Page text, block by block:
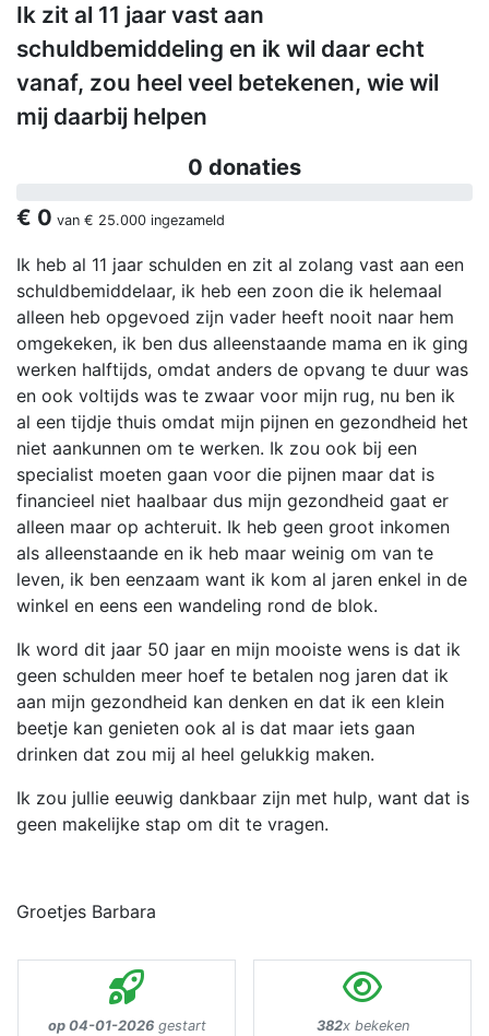
Ik zit al 11 jaar vast aan
schuldbemiddeling en ik wil daar echt
vanaf, zou heel veel betekenen, wie wil
mij daarbij helpen
0 donaties
€ 0 van € 25.000 ingezameld
Ik heb al 11 jaar schulden en zit al zolang vast aan een
schuldbemiddelaar, ik heb een zoon die ik helemaal
alleen heb opgevoed zijn vader heeft nooit naar hem
omgekeken, ik ben dus alleenstaande mama en ik ging
werken halftijds, omdat anders de opvang te duur was
en ook voltijds was te zwaar voor mijn rug, nu ben ik
al een tijdje thuis omdat mijn pijnen en gezondheid het
niet aankunnen om te werken. Ik zou ook bij een
specialist moeten gaan voor die pijnen maar dat is
financieel niet haalbaar dus mijn gezondheid gaat er
alleen maar op achteruit. Ik heb geen groot inkomen
als alleenstaande en ik heb maar weinig om van te
leven, ik ben eenzaam want ik kom al jaren enkel in de
winkel en eens een wandeling rond de blok.
Ik word dit jaar 50 jaar en mijn mooiste wens is dat ik
geen schulden meer hoef te betalen nog jaren dat ik
aan mijn gezondheid kan denken en dat ik een klein
beetje kan genieten ook al is dat maar iets gaan
drinken dat zou mij al heel gelukkig maken.
Ik zou jullie eeuwig dankbaar zijn met hulp, want dat is
geen makelijke stap om dit te vragen.
Groetjes Barbara
op 04-01-2026gestart 382x bekeken